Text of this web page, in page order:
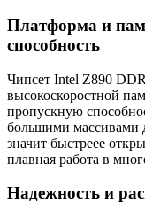
Платформа и
способность
Чипсет Intel Z890
высокоскоростной
пропускную
большими
значит быстреее
плавная работа в
Надежность и